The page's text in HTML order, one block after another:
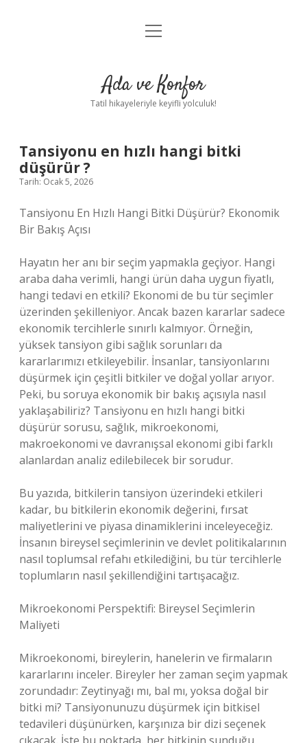
Anasayfa
Yasal Uyarı
menüyü
Ada ve Konfor
Tatil hikayeleriyle keyifli yolculuk!
Tansiyonu en hızlı hangi bitki
düşürür ?
Tarih: Ocak 5, 2026
Tansiyonu En Hızlı Hangi Bitki Düşürür? Ekonomik
Bir Bakış Açısı
Hayatın her anı bir seçim yapmakla geçiyor. Hangi
araba daha verimli, hangi ürün daha uygun fiyatlı,
hangi tedavi en etkili? Ekonomi de bu tür seçimler
üzerinden şekilleniyor. Ancak bazen kararlar sadece
ekonomik tercihlerle sınırlı kalmıyor. Örneğin,
yüksek tansiyon gibi sağlık sorunları da
kararlarımızı etkileyebilir. İnsanlar, tansiyonlarını
düşürmek için çeşitli bitkiler ve doğal yollar arıyor.
Peki, bu soruya ekonomik bir bakış açısıyla nasıl
yaklaşabiliriz? Tansiyonu en hızlı hangi bitki
düşürür sorusu, sağlık, mikroekonomi,
makroekonomi ve davranışsal ekonomi gibi farklı
alanlardan analiz edilebilecek bir sorudur.
Bu yazıda, bitkilerin tansiyon üzerindeki etkileri
kadar, bu bitkilerin ekonomik değerini, fırsat
maliyetlerini ve piyasa dinamiklerini inceleyeceğiz.
İnsanın bireysel seçimlerinin ve devlet politikalarının
nasıl toplumsal refahı etkilediğini, bu tür tercihlerle
toplumların nasıl şekillendiğini tartışacağız.
Mikroekonomi Perspektifi: Bireysel Seçimlerin
Maliyeti
Mikroekonomi, bireylerin, hanelerin ve firmaların
kararlarını inceler. Bireyler her zaman seçim yapmak
zorundadır: Zeytinyağı mı, bal mı, yoksa doğal bir
bitki mi? Tansiyonunuzu düşürmek için bitkisel
tedavileri düşünürken, karşınıza bir dizi seçenek